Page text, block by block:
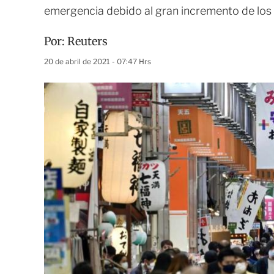
emergencia debido al gran incremento de
Por: Reuters
20 de abril de 2021 - 07:47 Hrs